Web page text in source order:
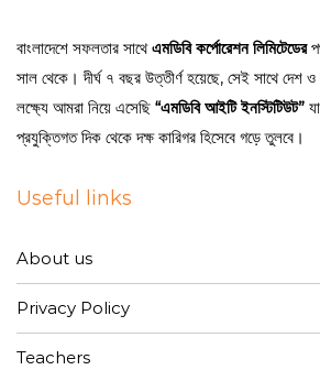
বাংলাদেশে সফলতার সাথেএমডিবি কর্পোরেশন লিমিটেডের
সাল থেকে। দীর্ঘ ৭ বছর উত্তীর্ণ হয়েছে, সেই সাথে দেশ
লক্ষ্যে আমরা নিয়ে এসেছি “এমডিবি আইটি ইনস্টিটিউট”
প্রযুক্তিগত দিক থেকে দক্ষ কারিগর হিসেবে গড়ে তুলবে।
Useful links
About us
Privacy Policy
Teachers